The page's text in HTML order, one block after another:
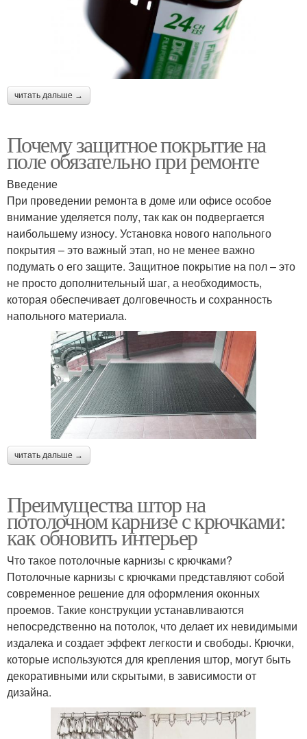
читать дальше →
Почему защитное покрытие на
поле обязательно при ремонте
Введение
При проведении ремонта в доме или офисе особое
внимание уделяется полу, так как он подвергается
наибольшему износу. Установка нового напольного
покрытия – это важный этап, но не менее важно
подумать о его защите. Защитное покрытие на пол – это
не просто дополнительный шаг, а необходимость,
которая обеспечивает долговечность и сохранность
напольного материала.
читать дальше →
Преимущества штор на
потолочном карнизе с крючками:
как обновить интерьер
Что такое потолочные карнизы с крючками?
Потолочные карнизы с крючками представляют собой
современное решение для оформления оконных
проемов. Такие конструкции устанавливаются
непосредственно на потолок, что делает их невидимыми
издалека и создает эффект легкости и свободы. Крючки,
которые используются для крепления штор, могут быть
декоративными или скрытыми, в зависимости от
дизайна.